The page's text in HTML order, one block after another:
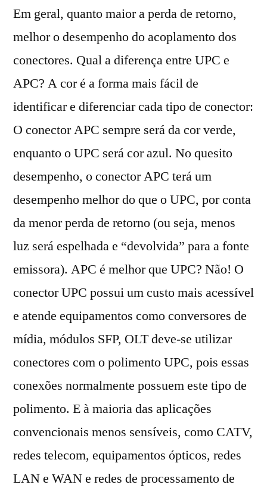
Em geral, quanto maior a perda de retorno,
melhor o desempenho do acoplamento dos
conectores. Qual a diferença entre UPC e
APC? A cor é a forma mais fácil de
identificar e diferenciar cada tipo de conector:
O conector APC sempre será da cor verde,
enquanto o UPC será cor azul. No quesito
desempenho, o conector APC terá um
desempenho melhor do que o UPC, por conta
da menor perda de retorno (ou seja, menos
luz será espelhada e “devolvida” para a fonte
emissora). APC é melhor que UPC? Não! O
conector UPC possui um custo mais acessível
e atende equipamentos como conversores de
mídia, módulos SFP, OLT deve-se utilizar
conectores com o polimento UPC, pois essas
conexões normalmente possuem este tipo de
polimento. E à maioria das aplicações
convencionais menos sensíveis, como CATV,
redes telecom, equipamentos ópticos, redes
LAN e WAN e redes de processamento de